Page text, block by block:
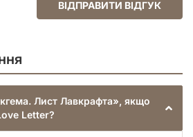
раундів за короткий проміжок часу,
дорозі.
пов'язана з почуттям
людського розуму. «Жах
майстерно передає ці емоції
карта несе не лише механічну
ВІДПРАВИТИ ВІДГУК
Лист Лавкрафта», якщо
Letter?